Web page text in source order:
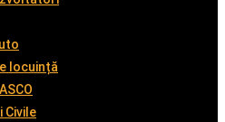
locuință
Civile